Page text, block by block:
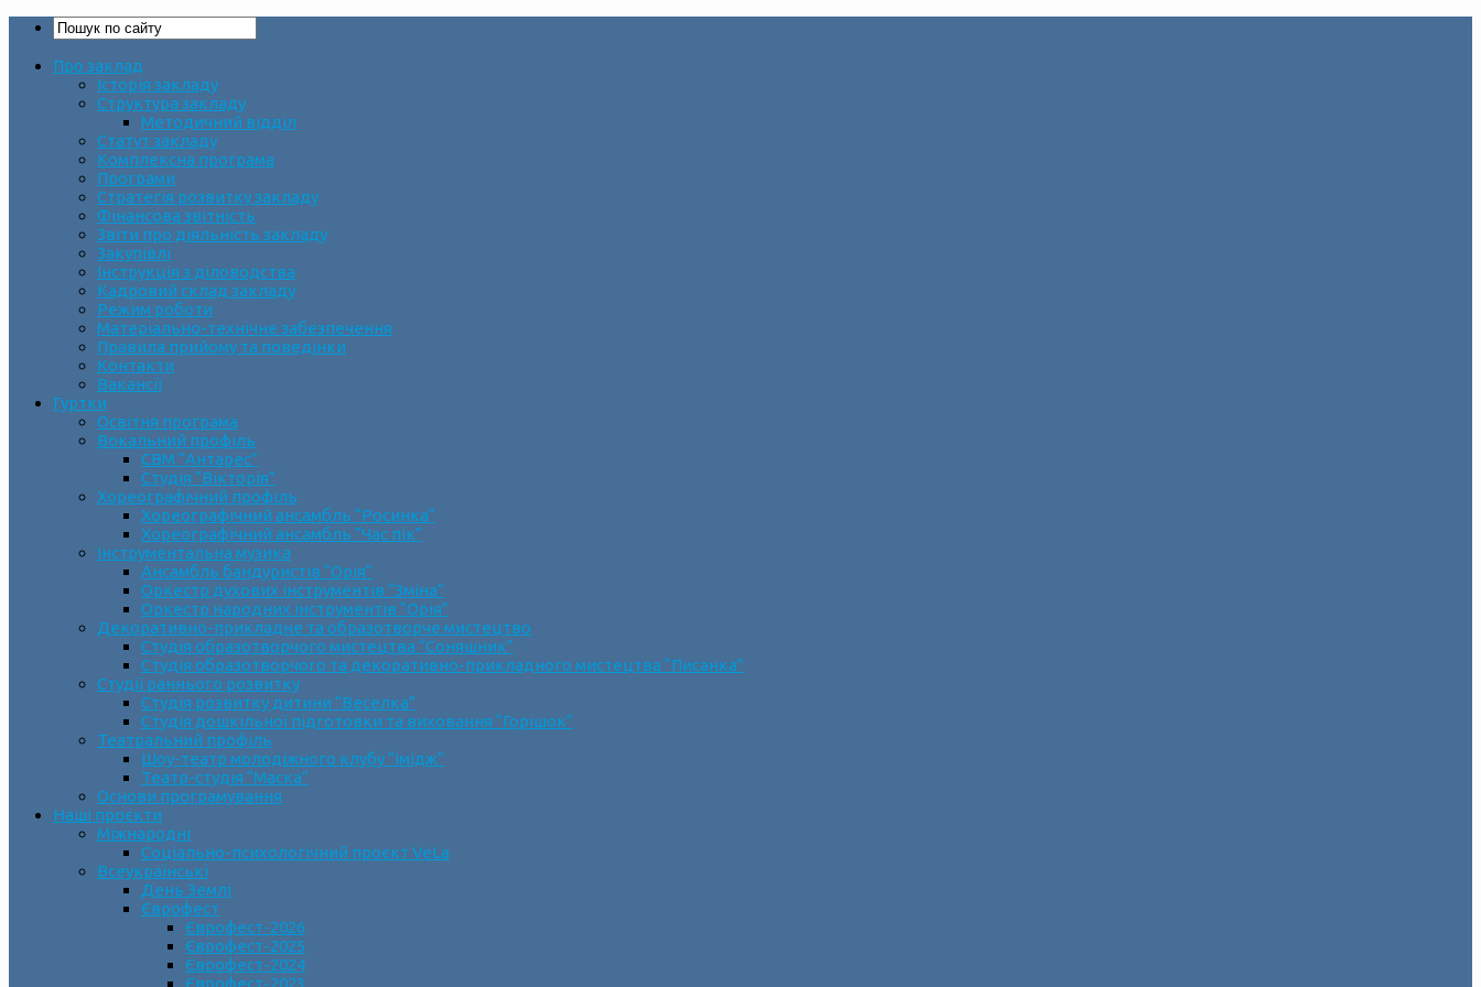
Про заклад
Історія закладу
Структура закладу
Методичний відділ
Статут закладу
Комплексна програма
Програми
Стратегія розвитку закладу
Фінансова звітність
Звіти про діяльність закладу
Закупівлі
Інструкція з діловодства
Кадровий склад закладу
Режим роботи
Матеріально-технічне забезпечення
Правила прийому та поведінки
Контакти
Вакансії
Гуртки
Освітня програма
Вокальний профіль
СВМ “Антарес”
Студія “Вікторія”
Хореографічний профіль
Хореографічний ансамбль “Росинка”
Хореографічний ансамбль “Час пік”
Інструментальна музика
Ансамбль бандуристів “Орія”
Оркестр духових інструментів “Зміна”
Оркестр народних інструментів “Орія”
Декоративно-прикладне та образотворче мистецтво
Cтудія образотворчого мистецтва “Соняшник”
Студія образотворчого та декоративно-прикладного мистецтва “Писанка”
Студії раннього розвитку
Студія розвитку дитини “Веселка”
Студія дошкільної підготовки та виховання “Горішок”
Театральний профіль
Шоу-театр молодіжного клубу “Імідж”
Театр-студія “Маска”
Основи програмування
Наші проєкти
Міжнародні
Соціально-психологічний проєкт VeLa
Всеукраїнські
День Землі
Єврофест
Єврофест-2026
Єврофест-2025
Єврофест-2024
Єврофест-2023